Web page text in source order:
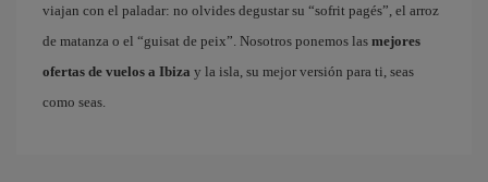
viajan con el paladar: no olvides degustar su “sofrit pagés”, el arroz
de matanza o el “guisat de peix”. Nosotros ponemos las mejores
ofertas de vuelos a Ibiza y la isla, su mejor versión para ti, seas
como seas.